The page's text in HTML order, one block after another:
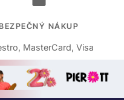
NÁKUP
MasterCard, Visa